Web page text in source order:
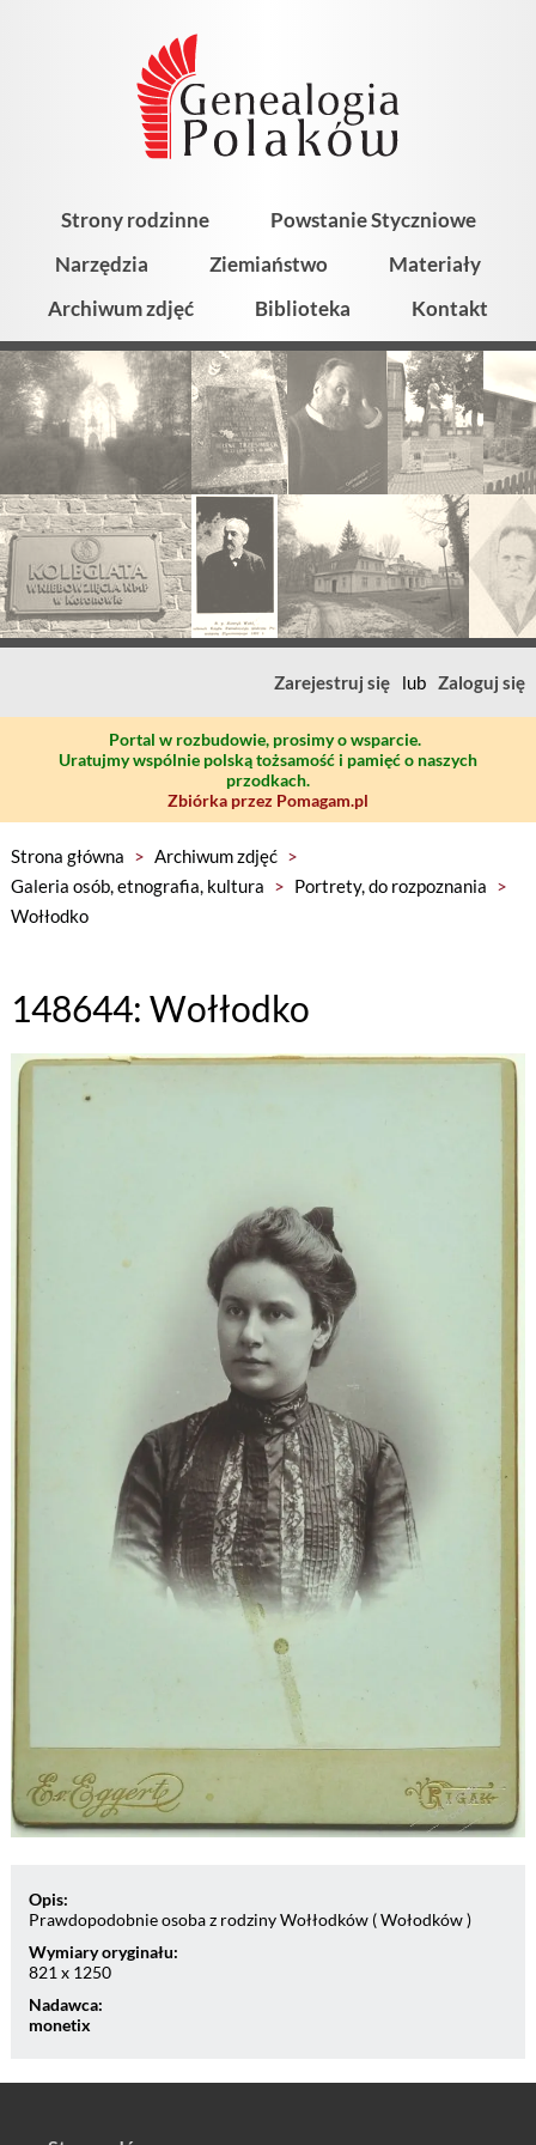
Strony rodzinne
Powstanie Styczniowe
Narzędzia
Ziemiaństwo
Materiały
Archiwum zdjęć
Biblioteka Kontakt
Zarejestruj się lub Zaloguj się
Portal w rozbudowie, prosimy o wsparcie.
Uratujmy wspólnie polską tożsamość i pamięć o naszych
przodkach.
Zbiórka przez Pomagam.pl
Strona główna > Archiwum zdjęć >
Galeria osób, etnografia, kultura > Portrety, do rozpoznania >
Wołłodko
148644: Wołłodko
Opis:
Prawdopodobnie osoba z rodziny Wołłodków ( Wołodków )
Wymiary oryginału:
821 x 1250
Nadawca:
monetix